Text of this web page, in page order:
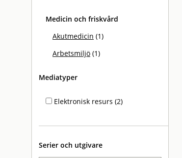
Medicin och friskvård
Akutmedicin (1)
Arbetsmiljö (1)
Mediatyper
Elektronisk resurs (2)
Serier och utgivare